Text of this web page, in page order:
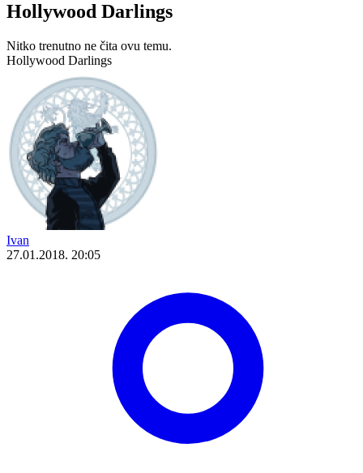
Hollywood Darlings
Nitko trenutno ne čita ovu temu.
Hollywood Darlings
Ivan
27.01.2018. 20:05